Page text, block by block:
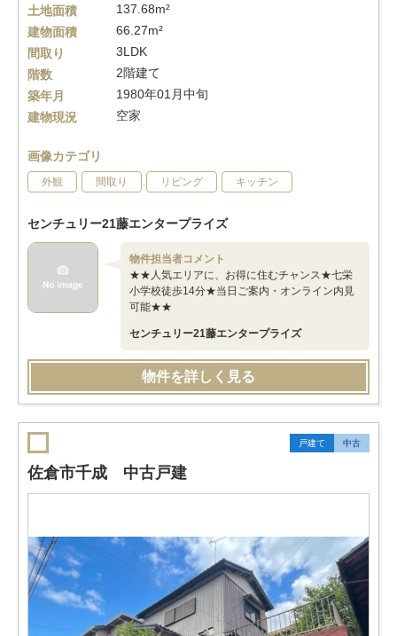
土地面積
137.68m²
建物面積
66.27m²
間取り
3LDK
階数
2階建て
築年月
1980年01月中旬
建物現況
空家
画像カテゴリ
外観 間取り リビング キッチン
センチュリー21藤エンタープライズ
物件担当者コメント
★★人気エリアに、お得に住むチャンス★七栄
小学校徒歩14分★当日ご案内・オンライン内見
可能★★
センチュリー21藤エンタープライズ
物件を詳しく見る
戸建て 中古
佐倉市千成 中古戸建